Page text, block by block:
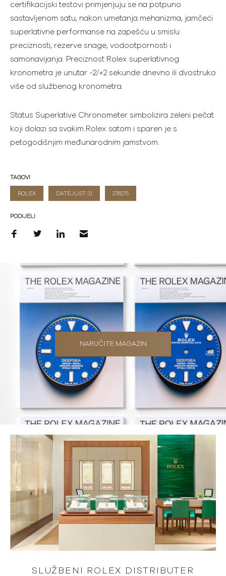
certifikacijski testovi primjenjuju se na potpuno
sastavljenom satu, nakon umetanja mehanizma, jamčeći
superlativne performanse na zapešću u smislu
preciznosti, rezerve snage, vodootpornosti i
samonavijanja. Preciznost Rolex superlativnog
kronometra je unutar -2/+2 sekunde dnevno ili dvostruko
više od službenog kronometra.
Status Superlative Chronometer simbolizira zeleni pečat
koji dolazi sa svakim Rolex satom i sparen je s
petogodišnjim međunarodnim jamstvom.
TAGOVI
ROLEX DATEJUST 31 278275
PODIJELI
NARUČITE MAGAZIN
SLUŽBENI ROLEX DISTRIBUTER